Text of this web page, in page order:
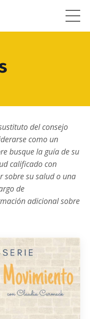
del consejo
como un
busque la guía de su
calificado con
sobre su salud o una
de
adicional sobre